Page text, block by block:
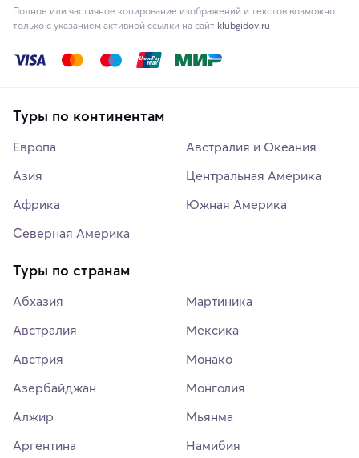
Полное или частичное копирование изображений и текстов возможно
только с указанием активной ссылки на сайт klubgidov.ru
Туры по континентам
Европа
Азия
Африка
Северная Америка
Австралия и Океания
Центральная Америка
Южная Америка
Туры по странам
Абхазия
Австралия
Австрия
Азербайджан
Алжир
Аргентина
Мартиника
Мексика
Монако
Монголия
Мьянма
Намибия